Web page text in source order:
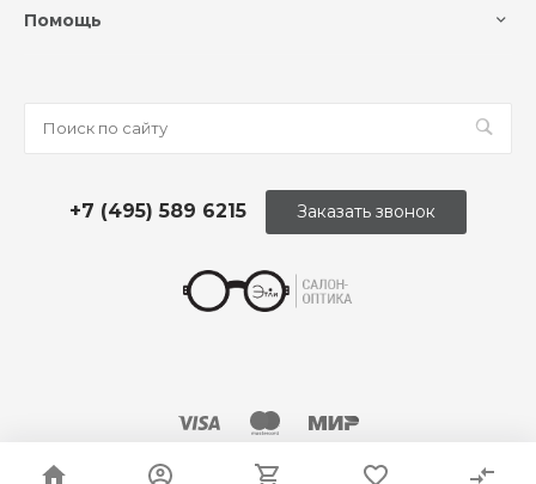
Помощь
+7 (495) 589 6215 Заказать звонок